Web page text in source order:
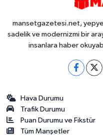
mansetgazetesi.net,
sadelik ve modernizmi bir
insanlara haber
Hava Durumu
Trafik Durumu
Puan Durumu ve Fikstür
Tüm Manşetler